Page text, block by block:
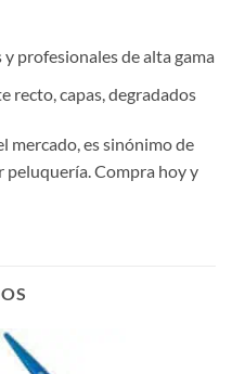
profesionales de alta gama
recto, capas, degradados
mercado, es sinónimo de
peluquería. Compra hoy y